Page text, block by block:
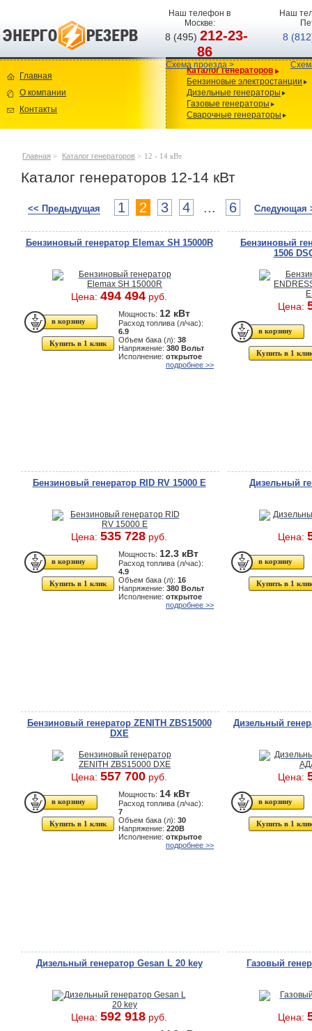
Наш телефон в
Москве:
8 (495)212-23-
86
Схема проезда >
Наш
8
Главная
О компании
Контакты
Каталог генераторов
Бензиновые электростанции
Дизельные генераторы
Газовые генераторы
Сварочные генераторы
Главная > Каталог генераторов > 12 - 14 кВт
Каталог генераторов 12-14 кВт
<< Предыдущая 1 2 3 4 ... 6 Следующая
Бензиновый генератор Elemax SH 15000R
Цена: 494 494 руб.
Купить в 1 клик
Мощность: 12 кВт
Расход топлива (л/час):
6.9
Объем бака (л): 38
Напряжение: 380 Вольт
Исполнение: открытое
подробнее >>
Бензиновый
1506
Цена:
Купить в 1
Бензиновый генератор RID RV 15000 E
Цена: 535 728 руб.
Купить в 1 клик
Мощность: 12.3 кВт
Расход топлива (л/час):
4.9
Объем бака (л): 16
Напряжение: 380 Вольт
Исполнение: открытое
подробнее >>
Дизельный
Цена:
Купить в 1
Бензиновый генератор ZENITH ZBS15000
DXE
Цена: 557 700 руб.
Купить в 1 клик
Мощность: 14 кВт
Расход топлива (л/час):
7
Объем бака (л): 30
Напряжение: 220В
Исполнение: открытое
подробнее >>
Дизельный
Цена:
Купить в 1
Дизельный генератор Gesan L 20 key
Цена: 592 918 руб.
Газовый
Цена: